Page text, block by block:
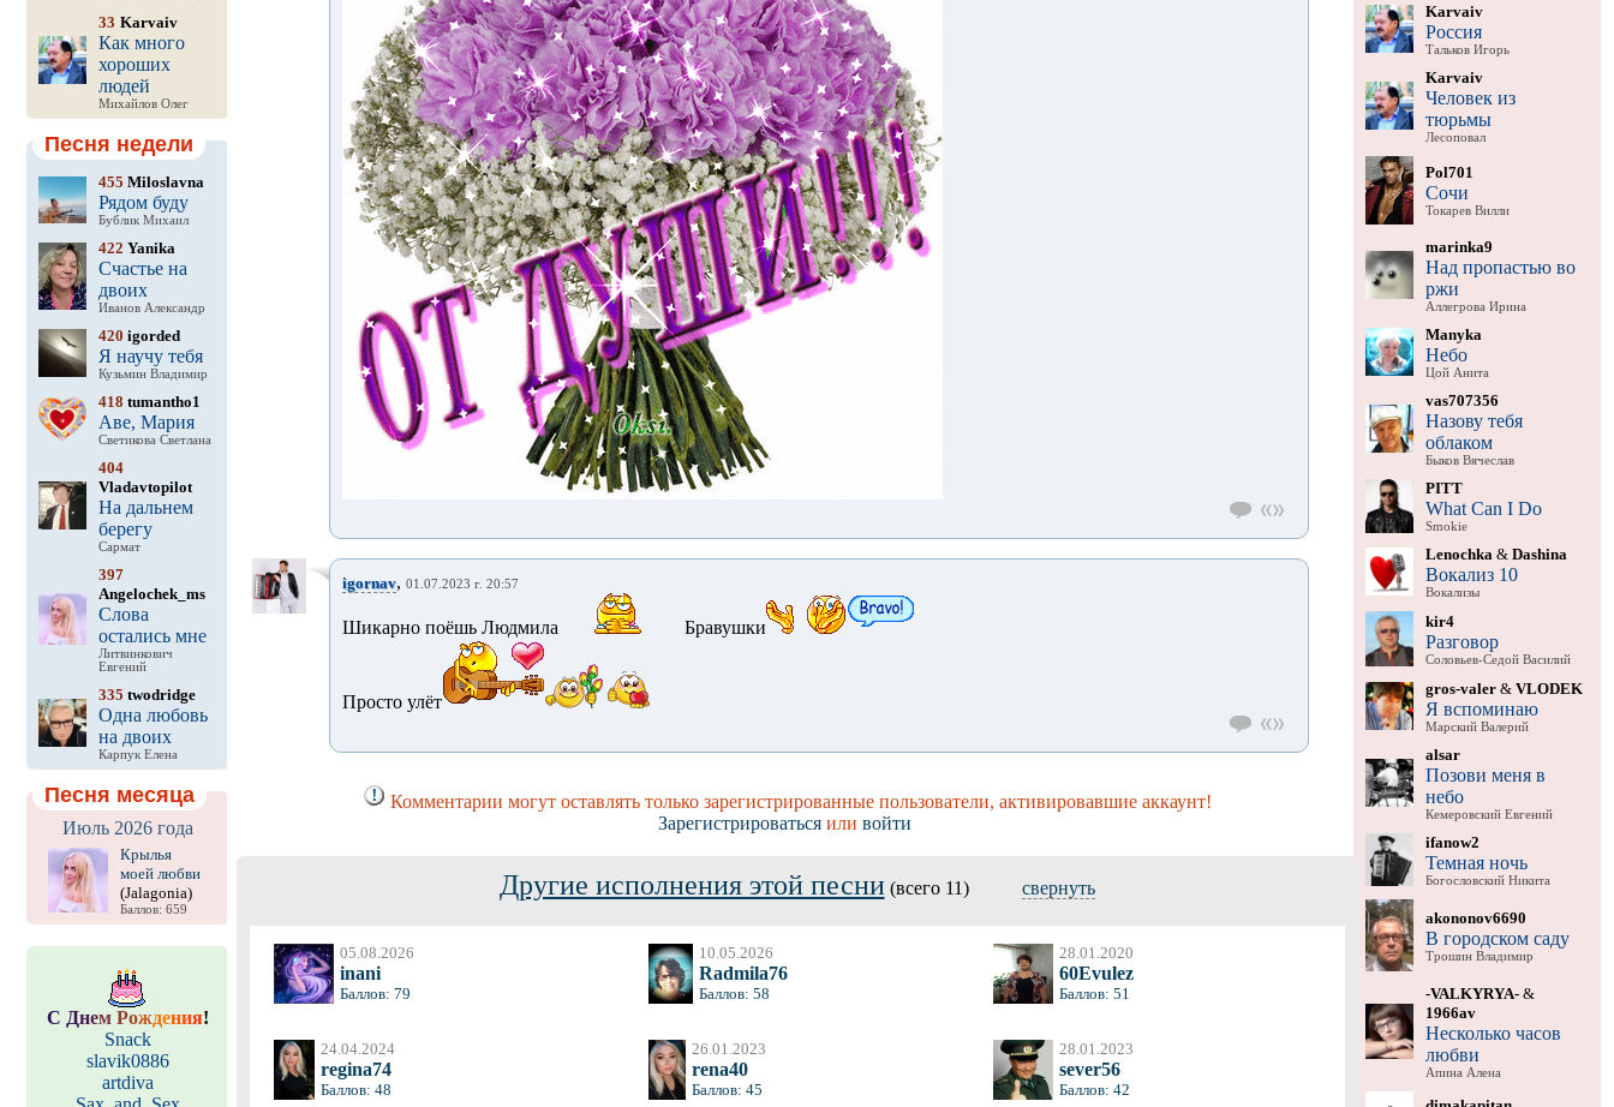
33 Karvaiv
Как много
хороших
людей
Михайлов Олег
Песня недели
455 Miloslavna
Рядом буду
Бублик Михаил
422 Yanika
Счастье на
двоих
Иванов Александр
420 igorded
Я научу тебя
Кузьмин Владимир
418 tumantho1
Аве, Мария
Светикова Светлана
404
Vladavtopilot
На дальнем
берегу
Сармат
397
Angelochek_ms
Слова
остались мне
Литвинкович
Евгений
335 twodridge
Одна любовь
на двоих
Карпук Елена
Песня месяца
Июль 2026 года
Крылья
моей любви
(Jalagonia)
Баллов: 659
С Днем Рождения!
Snack
slavik0886
artdiva
igornav, 01.07.2023 г. 20:57
Шикарно поёшь Людмила Бравушки
Просто улёт
Комментарии могут оставлять только зарегистрированные пользователи, активировавшие аккаунт!
Зарегистрироваться или войти
Другие исполнения этой песни(всего 11) свернуть
05.08.2026
inani
Баллов: 79
10.05.2026
Radmila76
Баллов: 58
28.01.2020
60Evulez
Баллов: 51
24.04.2024
regina74
Баллов: 48
26.01.2023
rena40
Баллов: 45
28.01.2023
sever56
Баллов: 42
Karvaiv
Россия
Тальков Игорь
Karvaiv
Человек из
тюрьмы
Лесоповал
Pol701
Сочи
Токарев Вилли
marinka9
Над пропастью во
ржи
Аллегрова Ирина
Manyka
Небо
Цой Анита
vas707356
Назову тебя
облаком
Быков Вячеслав
PITT
What Can I Do
Smokie
Lenochka & Dashina
Вокализ 10
Вокализы
kir4
Разговор
Соловьев-Седой Василий
gros-valer& VLODEK
Я вспоминаю
Марский Валерий
alsar
Позови меня в
небо
Кемеровский Евгений
ifanow2
Темная ночь
Богословский Никита
akononov6690
В городском саду
Трошин Владимир
-VALKYRYA-&
1966av
Несколько часов
любви
Апина Алена